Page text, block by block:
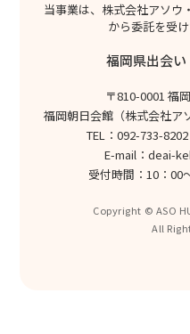
当事業は、株式会社アソウ
から委託を受
福岡県出会
〒810-0001 福
福岡朝日会館（株式会社ア
TEL：092-733-
E-mail： deai-
受付時間：10：00
Copyright © ASO
All